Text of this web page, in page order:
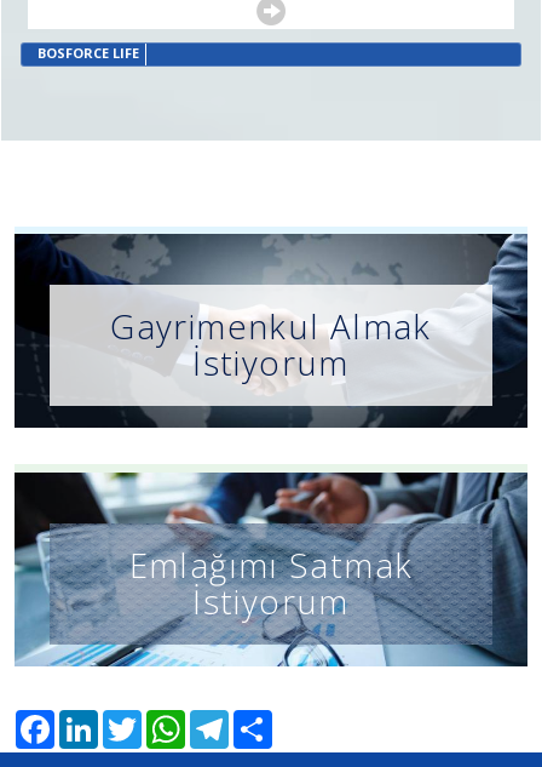
BOSFORCE LIFE
Gayrimenkul Almak
İstiyorum
Emlağımı Satmak
İstiyorum
FacebookLinkedInTwitter WhatsAppTelegram